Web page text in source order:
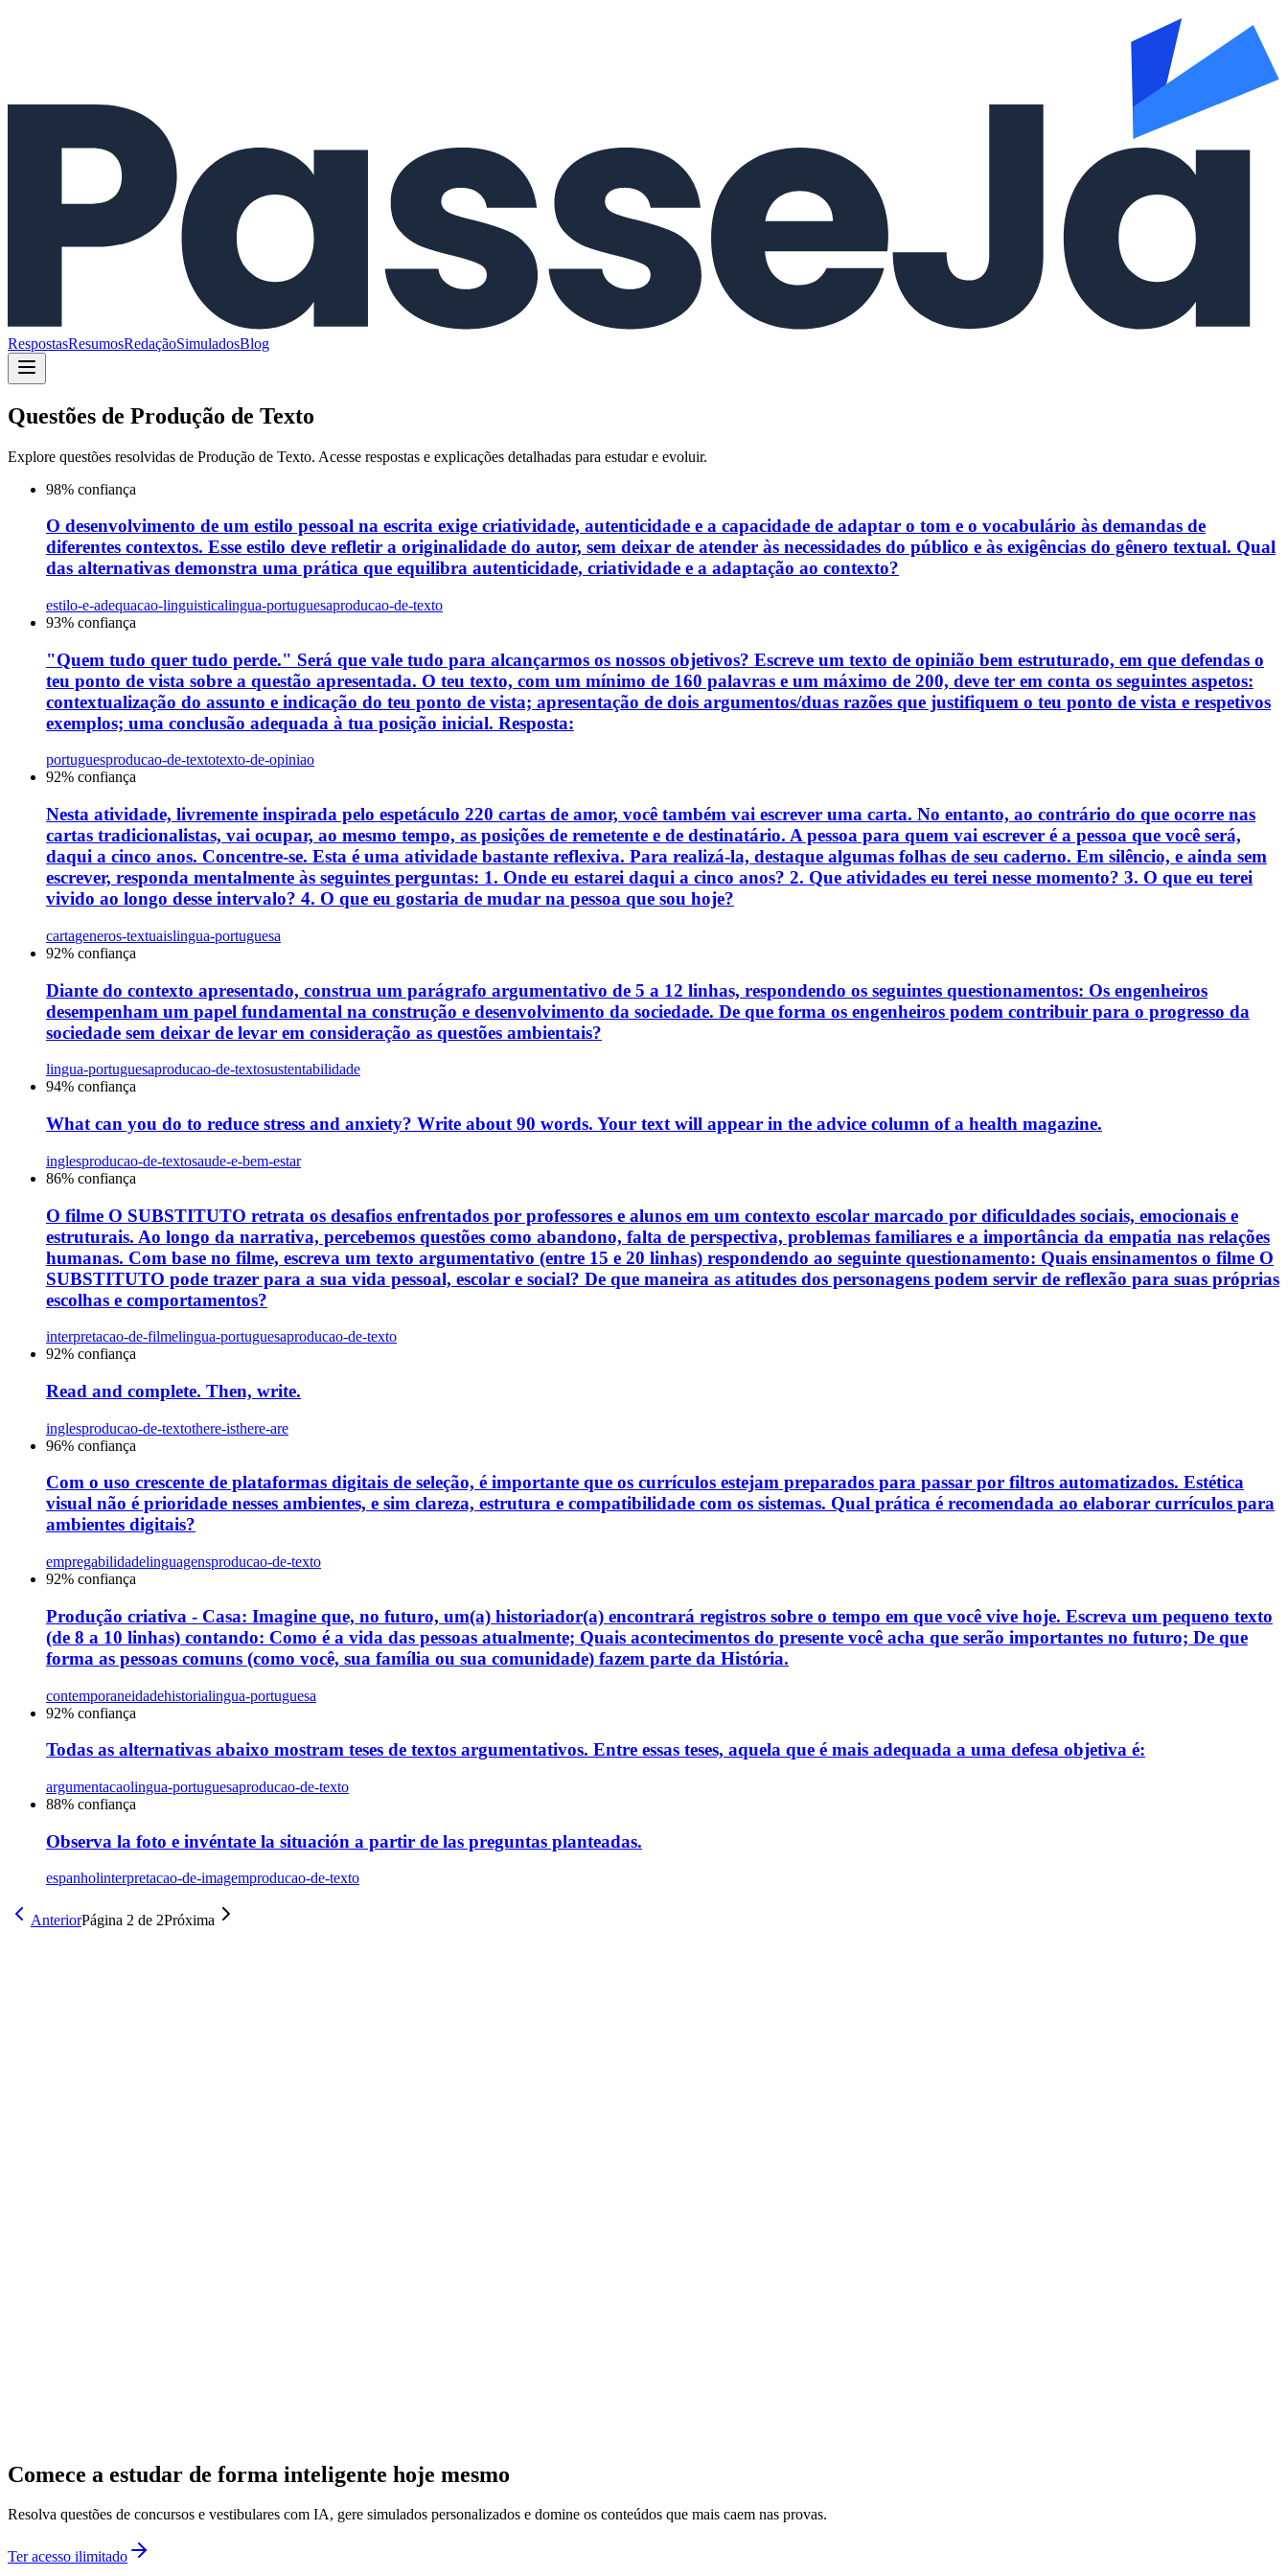
RespostasResumosRedaçãoSimuladosBlog
Questões de Produção de Texto
Explore questões resolvidas de Produção de Texto. Acesse respostas e explicações detalhadas para estudar e evoluir.
98% confiança
O desenvolvimento de um estilo pessoal na escrita exige criatividade, autenticidade e a capacidade de adaptar o tom e o vocabulário às demandas de
diferentes contextos. Esse estilo deve refletir a originalidade do autor, sem deixar de atender às necessidades do público e às exigências do gênero textual. Qual
das alternativas demonstra uma prática que equilibra autenticidade, criatividade e a adaptação ao contexto?
estilo-e-adequacao-linguisticalingua-portuguesaproducao-de-texto
93% confiança
"Quem tudo quer tudo perde." Será que vale tudo para alcançarmos os nossos objetivos? Escreve um texto de opinião bem estruturado, em que defendas o
teu ponto de vista sobre a questão apresentada. O teu texto, com um mínimo de 160 palavras e um máximo de 200, deve ter em conta os seguintes aspetos:
contextualização do assunto e indicação do teu ponto de vista; apresentação de dois argumentos/duas razões que justifiquem o teu ponto de vista e respetivos
exemplos; uma conclusão adequada à tua posição inicial. Resposta:
portuguesproducao-de-textotexto-de-opiniao
92% confiança
Nesta atividade, livremente inspirada pelo espetáculo 220 cartas de amor, você também vai escrever uma carta. No entanto, ao contrário do que ocorre nas
cartas tradicionalistas, vai ocupar, ao mesmo tempo, as posições de remetente e de destinatário. A pessoa para quem vai escrever é a pessoa que você será,
daqui a cinco anos. Concentre-se. Esta é uma atividade bastante reflexiva. Para realizá-la, destaque algumas folhas de seu caderno. Em silêncio, e ainda sem
escrever, responda mentalmente às seguintes perguntas: 1. Onde eu estarei daqui a cinco anos? 2. Que atividades eu terei nesse momento? 3. O que eu terei
vivido ao longo desse intervalo? 4. O que eu gostaria de mudar na pessoa que sou hoje?
cartageneros-textuaislingua-portuguesa
92% confiança
Diante do contexto apresentado, construa um parágrafo argumentativo de 5 a 12 linhas, respondendo os seguintes questionamentos: Os engenheiros
desempenham um papel fundamental na construção e desenvolvimento da sociedade. De que forma os engenheiros podem contribuir para o progresso da
sociedade sem deixar de levar em consideração as questões ambientais?
lingua-portuguesaproducao-de-textosustentabilidade
94% confiança
What can you do to reduce stress and anxiety? Write about 90 words. Your text will appear in the advice column of a health magazine.
inglesproducao-de-textosaude-e-bem-estar
86% confiança
O filme O SUBSTITUTO retrata os desafios enfrentados por professores e alunos em um contexto escolar marcado por dificuldades sociais, emocionais e
estruturais. Ao longo da narrativa, percebemos questões como abandono, falta de perspectiva, problemas familiares e a importância da empatia nas relações
humanas. Com base no filme, escreva um texto argumentativo (entre 15 e 20 linhas) respondendo ao seguinte questionamento: Quais ensinamentos o filme O
SUBSTITUTO pode trazer para a sua vida pessoal, escolar e social? De que maneira as atitudes dos personagens podem servir de reflexão para suas próprias
escolhas e comportamentos?
interpretacao-de-filmelingua-portuguesaproducao-de-texto
92% confiança
Read and complete. Then, write.
inglesproducao-de-textothere-isthere-are
96% confiança
Com o uso crescente de plataformas digitais de seleção, é importante que os currículos estejam preparados para passar por filtros automatizados. Estética
visual não é prioridade nesses ambientes, e sim clareza, estrutura e compatibilidade com os sistemas. Qual prática é recomendada ao elaborar currículos para
ambientes digitais?
empregabilidadelinguagensproducao-de-texto
92% confiança
Produção criativa - Casa: Imagine que, no futuro, um(a) historiador(a) encontrará registros sobre o tempo em que você vive hoje. Escreva um pequeno texto
(de 8 a 10 linhas) contando: Como é a vida das pessoas atualmente; Quais acontecimentos do presente você acha que serão importantes no futuro; De que
forma as pessoas comuns (como você, sua família ou sua comunidade) fazem parte da História.
contemporaneidadehistorialingua-portuguesa
92% confiança
Todas as alternativas abaixo mostram teses de textos argumentativos. Entre essas teses, aquela que é mais adequada a uma defesa objetiva é:
argumentacaolingua-portuguesaproducao-de-texto
88% confiança
Observa la foto e invéntate la situación a partir de las preguntas planteadas.
espanholinterpretacao-de-imagemproducao-de-texto
AnteriorPágina 2 de 2Próxima
Comece a estudar de forma inteligente hoje mesmo
Resolva questões de concursos e vestibulares com IA, gere simulados personalizados e domine os conteúdos que mais caem nas provas.
Ter acesso ilimitado